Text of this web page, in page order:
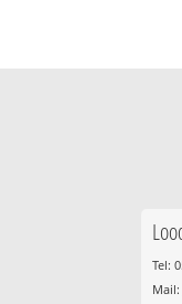
Tel:
Mail: